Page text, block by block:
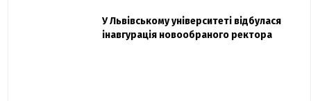
Павло Дак
Захисник "Азовсталі" Діанов вдруге
одружився та показав фото з весілля
У Львівському університеті відбулася
інавгурація новообраного ректора